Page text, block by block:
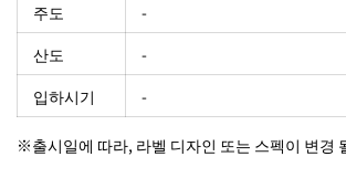
주도
-
산도
-
입하시기
-
※출시일에 따라, 라벨 디자인 또는 스펙이 변경